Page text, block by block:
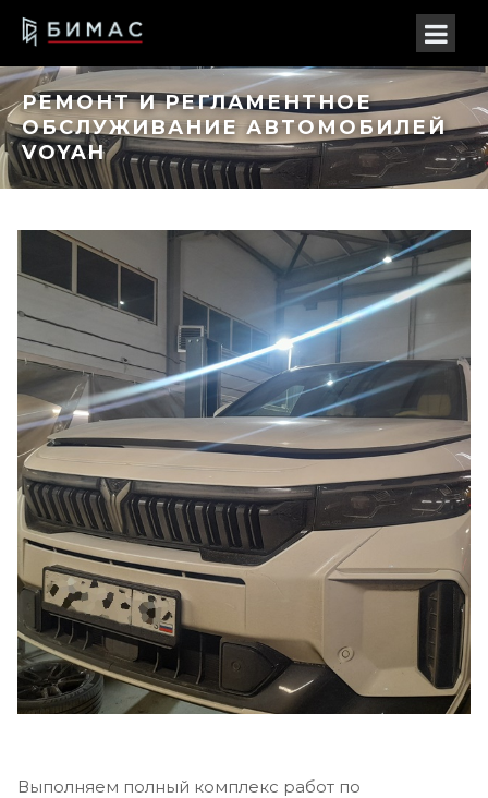
РЕМОНТ И РЕГЛАМЕНТНОЕ
ОБСЛУЖИВАНИЕ АВТОМОБИЛЕЙ
VOYAH
Выполняем полный комплекс работ по